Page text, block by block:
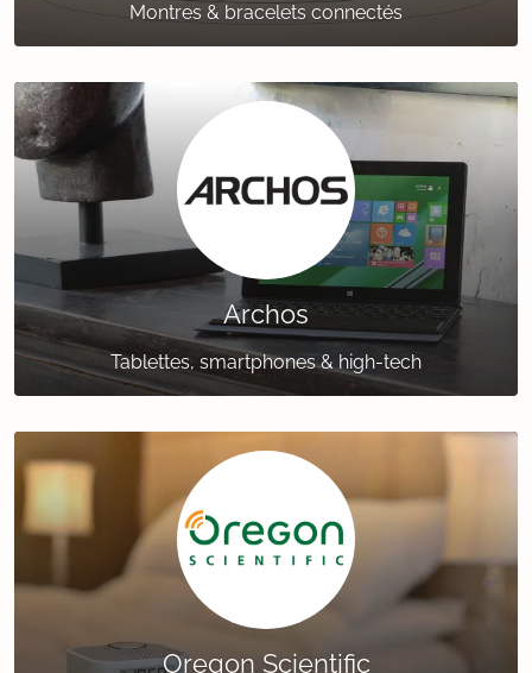
Montres & bracelets connectés
Archos
Tablettes, smartphones & high-tech
Oregon Scientific